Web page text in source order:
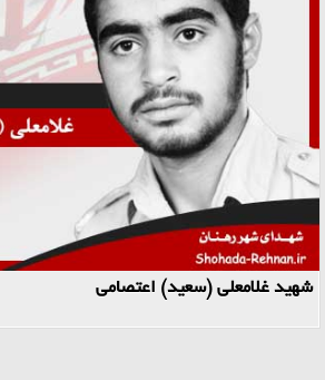
شهید غلامعلی (سعید) اعتصامی